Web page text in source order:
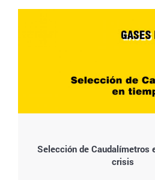
Selección de Caudalímetros
crisis